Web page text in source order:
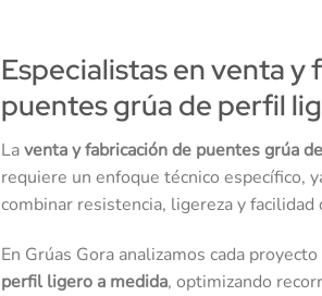
Especialistas en venta y
puentes grúa de perfil
Laventa y fabricación de puentes grúa
requiere un enfoque técnico específico,
combinar resistencia, ligereza y facilidad
En Grúas Gora analizamos cada
perfil ligero a medida, optimizando